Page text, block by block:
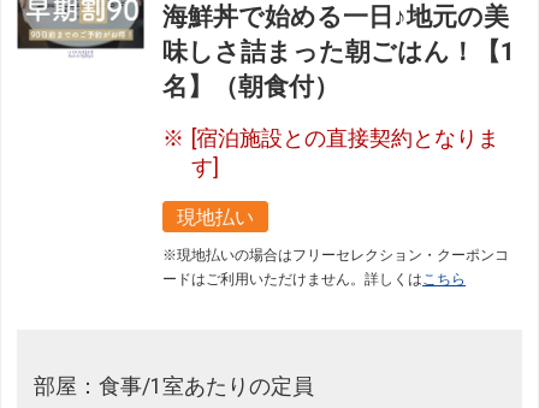
海鮮丼で始める一日♪地元の美
味しさ詰まった朝ごはん！【1
名】（朝食付）
[宿泊施設との直接契約となりま
す]
現地払い
※現地払いの場合はフリーセレクション・クーポンコ
ードはご利用いただけません。詳しくは こちら
部屋：食事/1室あたりの定員